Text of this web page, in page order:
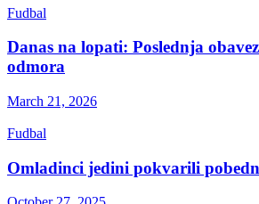
Fudbal
Danas na lopati: Poslednja
odmora
March 21, 2026
Fudbal
Omladinci jedini pokvarili